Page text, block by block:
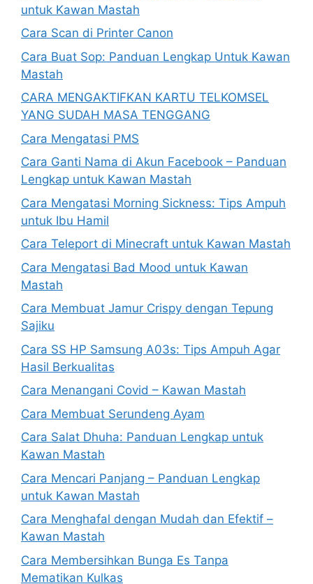
untuk Kawan Mastah
Cara Scan di Printer Canon
Cara Buat Sop: Panduan Lengkap Untuk Kawan
Mastah
CARA MENGAKTIFKAN KARTU TELKOMSEL
YANG SUDAH MASA TENGGANG
Cara Mengatasi PMS
Cara Ganti Nama di Akun Facebook – Panduan
Lengkap untuk Kawan Mastah
Cara Mengatasi Morning Sickness: Tips Ampuh
untuk Ibu Hamil
Cara Teleport di Minecraft untuk Kawan Mastah
Cara Mengatasi Bad Mood untuk Kawan
Mastah
Cara Membuat Jamur Crispy dengan Tepung
Sajiku
Cara SS HP Samsung A03s: Tips Ampuh Agar
Hasil Berkualitas
Cara Menangani Covid – Kawan Mastah
Cara Membuat Serundeng Ayam
Cara Salat Dhuha: Panduan Lengkap untuk
Kawan Mastah
Cara Mencari Panjang – Panduan Lengkap
untuk Kawan Mastah
Cara Menghafal dengan Mudah dan Efektif –
Kawan Mastah
Cara Membersihkan Bunga Es Tanpa
Mematikan Kulkas